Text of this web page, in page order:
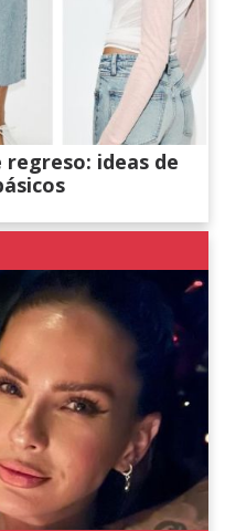
regreso: ideas de